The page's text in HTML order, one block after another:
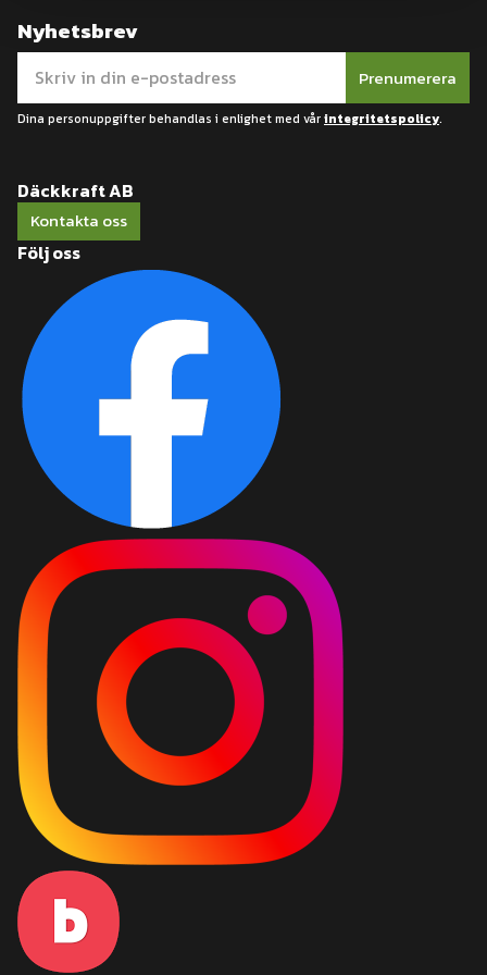
Nyhetsbrev
Prenumerera
Dina personuppgifter behandlas i enlighet med vårintegritetspolicy.
Däckkraft AB
Kontakta oss
Följ oss